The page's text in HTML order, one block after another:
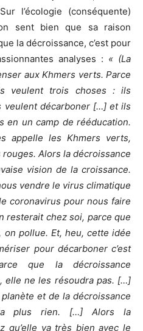
l’écologie (conséquente)
sent bien que sa raison
la décroissance, c’est pour
analyses : « (La
aux Khmers verts. Parce
veulent trois choses : ils
veulent décarboner […] et ils
en un camp de rééducation.
appelle les Khmers verts,
Alors la décroissance
vision de la croissance.
vendre le virus climatique
coronavirus pour nous faire
resterait chez soi, parce que
on pollue. Et, heu, cette idée
pour décarboner c’est
que la décroissance
elle ne les résoudra pas. […]
et de la décroissance
plus rien. […] Alors la
qu’elle va très bien avec le